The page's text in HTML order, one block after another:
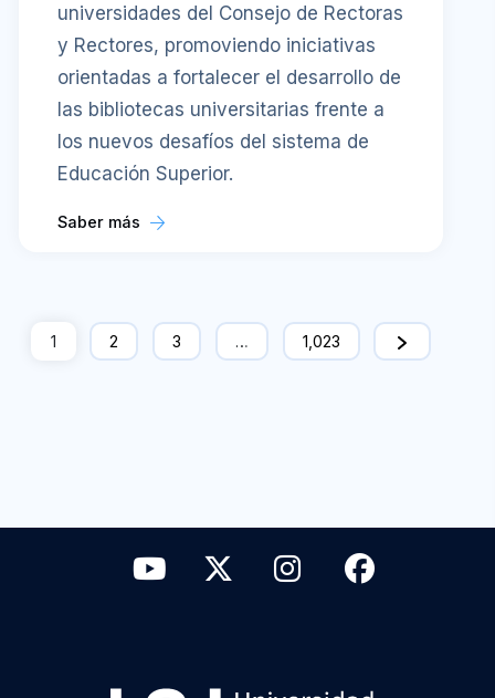
universidades del Consejo de Rectoras
y Rectores, promoviendo iniciativas
orientadas a fortalecer el desarrollo de
las bibliotecas universitarias frente a
los nuevos desafíos del sistema de
Educación Superior.
Saber más
1 2 3 … 1,023